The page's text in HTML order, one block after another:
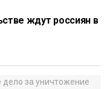
ждут россиян в